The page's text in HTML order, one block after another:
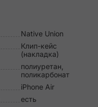
Native Union
Клип-кейс
(накладка)
полиуретан,
поликарбонат
iPhone Air
есть